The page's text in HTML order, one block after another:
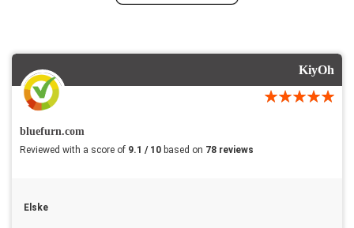
KiyOh
bluefurn.com
Reviewed with a score of 9.1 / 10 based on 78 reviews
Elske